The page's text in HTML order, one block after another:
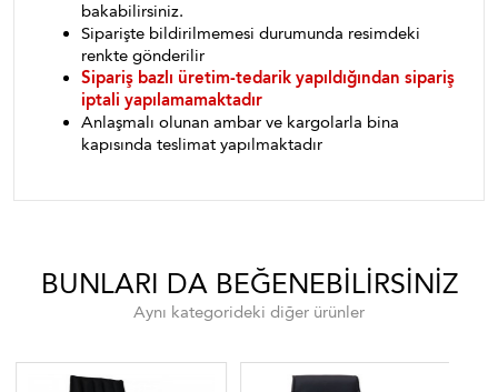
bakabilirsiniz.
Siparişte bildirilmemesi durumunda resimdeki
renkte gönderilir
Sipariş bazlı üretim-tedarik yapıldığından sipariş
iptali yapılamamaktadır
Anlaşmalı olunan ambar ve kargolarla bina
kapısında teslimat yapılmaktadır
BUNLARI DA BEĞENEBILIRSINIZ
Aynı kategorideki diğer ürünler